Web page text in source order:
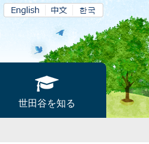
世田谷を知る